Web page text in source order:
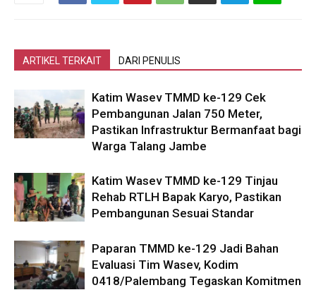
ARTIKEL TERKAIT DARI PENULIS
Katim Wasev TMMD ke-129 Cek
Pembangunan Jalan 750 Meter,
Pastikan Infrastruktur Bermanfaat bagi
Warga Talang Jambe
Katim Wasev TMMD ke-129 Tinjau
Rehab RTLH Bapak Karyo, Pastikan
Pembangunan Sesuai Standar
Paparan TMMD ke-129 Jadi Bahan
Evaluasi Tim Wasev, Kodim
0418/Palembang Tegaskan Komitmen